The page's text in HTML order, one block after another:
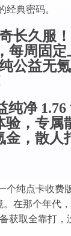
经典密码。
长久服
每周固
公益无
净
，专属
，散人
个纯点卡收费
在那个年代
获取全靠打，